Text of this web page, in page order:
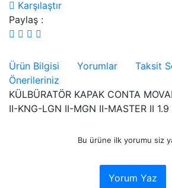
Karşılaştır
Paylaş :
Ürün Bilgisi Yorumlar
Taksit
Önerileriniz
KÜLBÜRATÖR KAPAK CONTA
II-KNG-LGN II-MGN II-MASTER II 1.9
Bu ürüne ilk yorumu siz
Yorum Yaz